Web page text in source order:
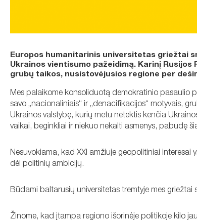
Europos humanitarinis universitetas griežtai
Ukrainos vientisumo pažeidimą. Karinį
grubų taikos, nusistovėjusios regione per
Mes palaikome konsoliduotą demokratinio pasaulio
savo „nacionaliniais“ ir „denacifikacijos“ motyvais,
Ukrainos valstybę, kurių metu netektis kenčia
vaikai, beginkliai ir niekuo nekalti asmenys, pabudę
Nesuvokiama, kad XXI amžiuje geopolitiniai
dėl politinių ambicijų.
Būdami baltarusių universitetas tremtyje mes
Žinome, kad įtampa regiono išorinėje politikoje kilo